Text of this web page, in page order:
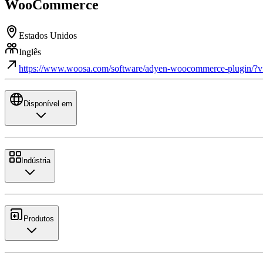
WooCommerce
Estados Unidos
Inglês
https://www.woosa.com/software/adyen-woocommerce-plugin/
Disponível em
Indústria
Produtos